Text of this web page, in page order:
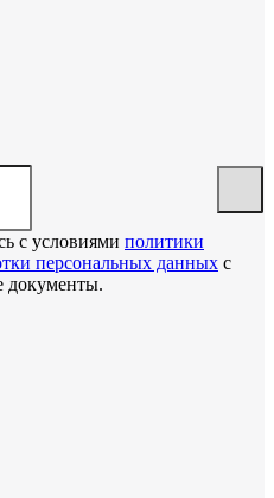
с условиями политики
персональных данных с
документы.